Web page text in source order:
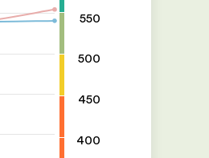
550
500
450
400